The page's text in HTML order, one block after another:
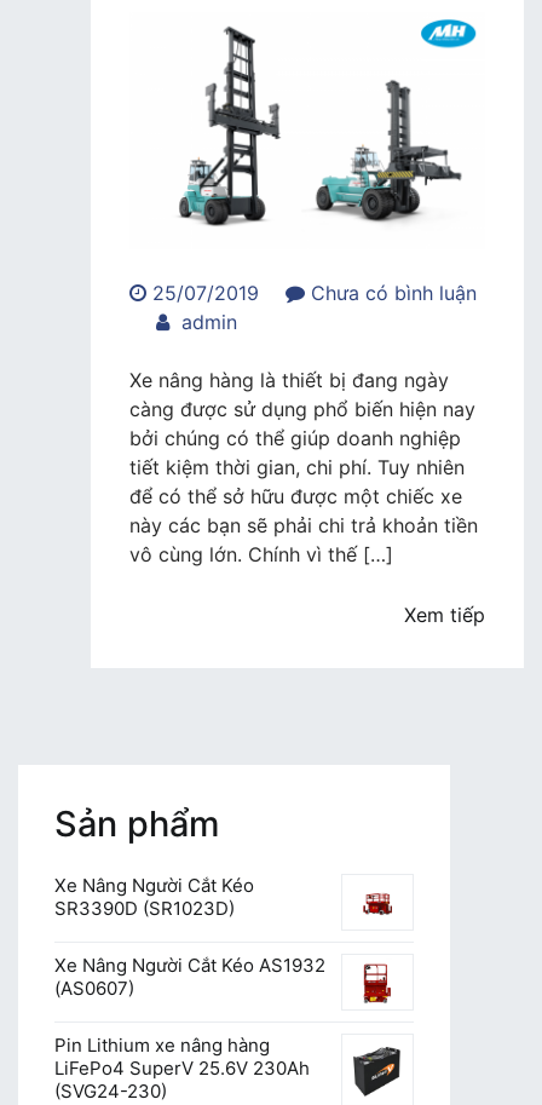
25/07/2019
Chưa có bình luận
trong
vụ
cho
thuê
xe
nâng
hàng
tại
admin
Xe nâng hàng là thiết bị đang ngày
càng được sử dụng phổ biến hiện nay
bởi chúng có thể giúp doanh nghiệp
tiết kiệm thời gian, chi phí. Tuy nhiên
để có thể sở hữu được một chiếc xe
này các bạn sẽ phải chi trả khoản tiền
vô cùng lớn. Chính vì thế […]
Xem tiếp
Sản phẩm
Xe Nâng Người Cắt Kéo
SR3390D (SR1023D)
Xe Nâng Người Cắt Kéo AS1932
(AS0607)
Pin Lithium xe nâng hàng
LiFePo4 SuperV 25.6V 230Ah
(SVG24-230)